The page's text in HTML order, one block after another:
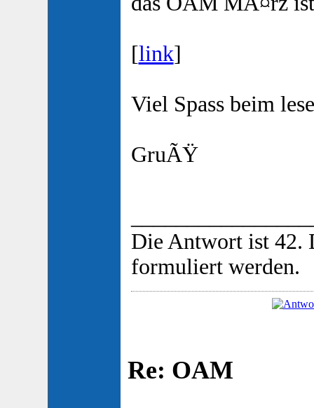
[link]
Viel Spass beim
GruÃŸ
Die Antwort ist 42.
formuliert werden.
Re: OAM